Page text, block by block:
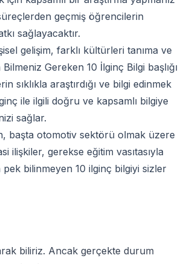
geçmiş öğrencilerin
sağlayacaktır.
gelişim, farklı kültürleri tanıma ve
Gereken 10 İlginç Bilgi başlığı
sıklıkla araştırdığı ve bilgi edinmek
ile ilgili doğru ve kapsamlı bilgiye
sağlar.
başta otomotiv sektörü olmak üzere
ilişkiler, gerekse eğitim vasıtasıyla
bilinmeyen 10 ilginç bilgiyi sizler
biliriz. Ancak gerçekte durum